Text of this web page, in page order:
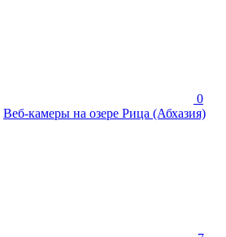
0
Веб-камеры на озере Рица (Абхазия)